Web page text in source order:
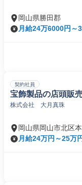
岡山県勝田郡
月給24万6000円～
契約社員
宝飾製品の店頭販
株式会社 大月真珠
岡山県岡山市北区
月給24万円～25万